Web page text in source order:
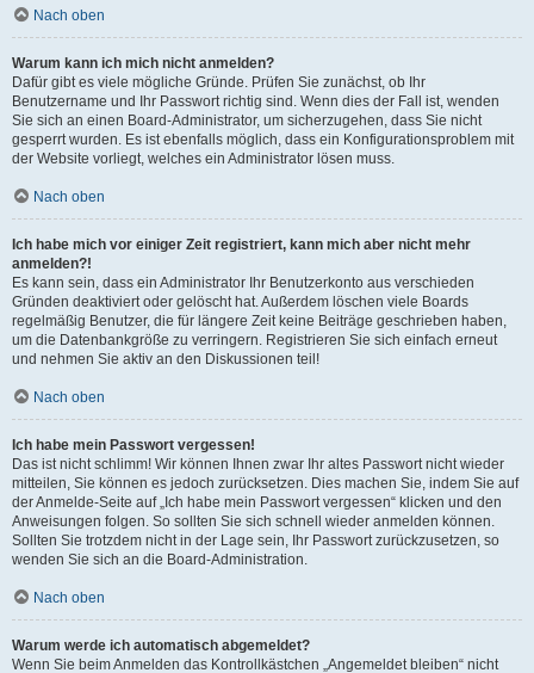
Nach oben
Warum kann ich mich nicht anmelden?
Dafür gibt es viele mögliche Gründe. Prüfen Sie zunächst, ob Ihr
Benutzername und Ihr Passwort richtig sind. Wenn dies der Fall ist, wenden
Sie sich an einen Board-Administrator, um sicherzugehen, dass Sie nicht
gesperrt wurden. Es ist ebenfalls möglich, dass ein Konfigurationsproblem mit
der Website vorliegt, welches ein Administrator lösen muss.
Nach oben
Ich habe mich vor einiger Zeit registriert, kann mich aber nicht mehr
anmelden?!
Es kann sein, dass ein Administrator Ihr Benutzerkonto aus verschieden
Gründen deaktiviert oder gelöscht hat. Außerdem löschen viele Boards
regelmäßig Benutzer, die für längere Zeit keine Beiträge geschrieben haben,
um die Datenbankgröße zu verringern. Registrieren Sie sich einfach erneut
und nehmen Sie aktiv an den Diskussionen teil!
Nach oben
Ich habe mein Passwort vergessen!
Das ist nicht schlimm! Wir können Ihnen zwar Ihr altes Passwort nicht wieder
mitteilen, Sie können es jedoch zurücksetzen. Dies machen Sie, indem Sie auf
der Anmelde-Seite auf „Ich habe mein Passwort vergessen“ klicken und den
Anweisungen folgen. So sollten Sie sich schnell wieder anmelden können.
Sollten Sie trotzdem nicht in der Lage sein, Ihr Passwort zurückzusetzen, so
wenden Sie sich an die Board-Administration.
Nach oben
Warum werde ich automatisch abgemeldet?
Wenn Sie beim Anmelden das Kontrollkästchen „Angemeldet bleiben“ nicht